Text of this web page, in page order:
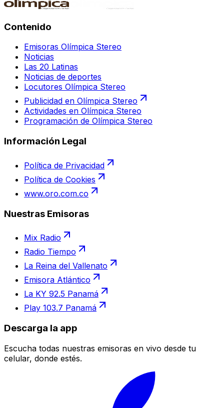
Contenido
Emisoras Olímpica Stereo
Noticias
Las 20 Latinas
Noticias de deportes
Locutores Olímpica Stereo
Publicidad en Olímpica Stereo
Actividades en Olímpica Stereo
Programación de Olímpica Stereo
Información Legal
Política de Privacidad
Política de Cookies
www.oro.com.co
Nuestras Emisoras
Mix Radio
Radio Tiempo
La Reina del Vallenato
Emisora Atlántico
La KY 92.5 Panamá
Play 103.7 Panamá
Descarga la app
Escucha todas nuestras emisoras en vivo desde tu
celular, donde estés.